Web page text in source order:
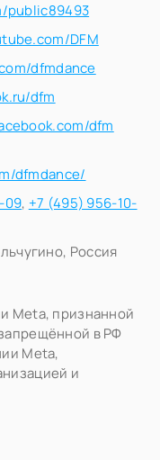
public89493
DFM
dfmdance
dfm
dfm
dfmdance/
09, +7 (495) 956-10-
Россия
Meta, признанной
в РФ
Meta,
и